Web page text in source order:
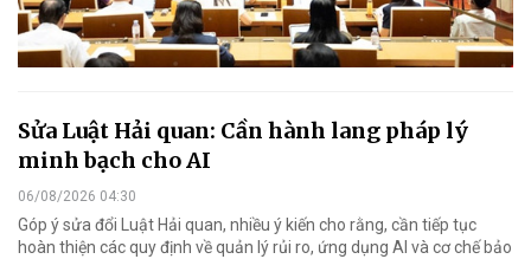
Sửa Luật Hải quan: Cần hành lang pháp lý
minh bạch cho AI
06/08/2026 04:30
Góp ý sửa đổi Luật Hải quan, nhiều ý kiến cho rằng, cần tiếp tục
hoàn thiện các quy định về quản lý rủi ro, ứng dụng AI và cơ chế bảo